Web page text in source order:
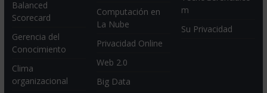
Balanced
Scorecard
Gerencia del
Conocimiento
Clima
organizacional
Computación en
La Nube
Privacidad Online
Web 2.0
Big Data
m
Su Privacidad